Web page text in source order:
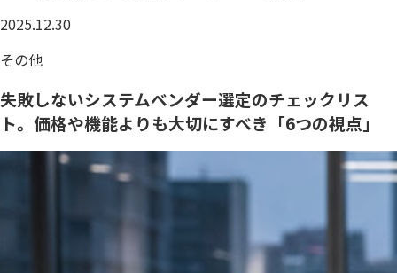
2025.12.30
その他
失敗しないシステムベンダー選定のチェックリス
ト。価格や機能よりも大切にすべき「6つの視点」